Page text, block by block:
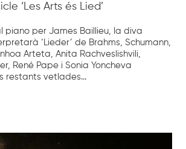
‘Les Arts és Lied’
piano per James Baillieu, la diva
‘Lieder’ de Brahms, Schumann,
Arteta, Anita Rachveslishvili,
René Pape i Sonia Yoncheva
restants vetlades...